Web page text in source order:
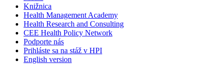
Knižnica
Health Management Academy
Health Research and Consulting
CEE Health Policy Network
Podporte nás
Prihláste sa na stáž v HPI
English version